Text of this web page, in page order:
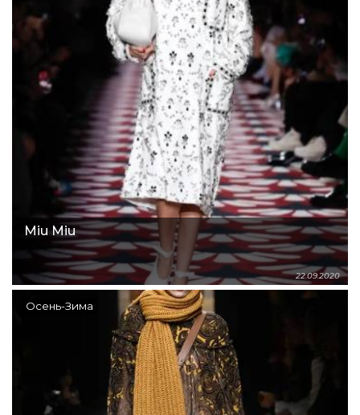
Miu Miu
22.09.2020
Осень-Зима